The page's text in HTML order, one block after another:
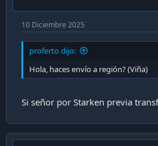
10 Diciembre 2025
proferto dijo:
Hola, haces envío a región? (Viña)
Si señor por Starken previa